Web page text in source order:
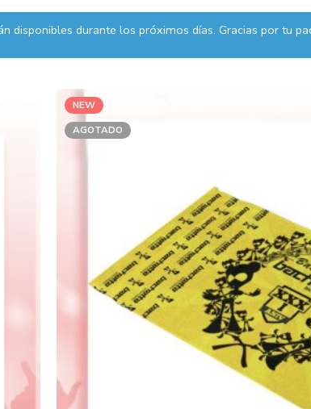
durante los próximos días. Gracias por tu
NEW
AGOTADO